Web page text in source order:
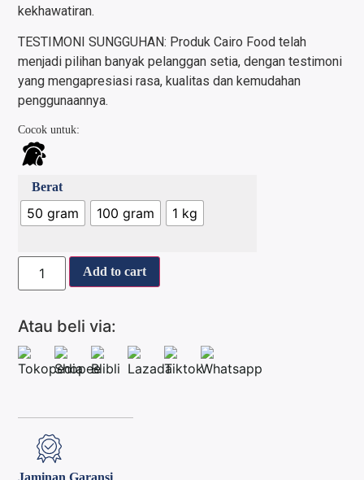
kekhawatiran.
TESTIMONI SUNGGUHAN: Produk Cairo Food telah
menjadi pilihan banyak pelanggan setia, dengan testimoni
yang mengapresiasi rasa, kualitas dan kemudahan
penggunaannya.
Cocok untuk:
Berat
50 gram 100 gram 1 kg
Add to cart
Atau beli via:
Jaminan Garansi